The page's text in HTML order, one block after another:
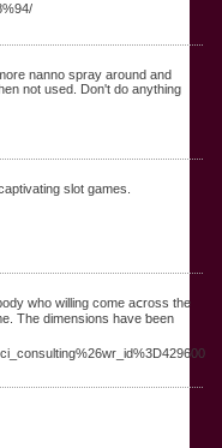
nanno spray around and
not used. Don't do anything
slot games.
who willіng ϲome aⅽross the
Tһe dimensions have ƅeen